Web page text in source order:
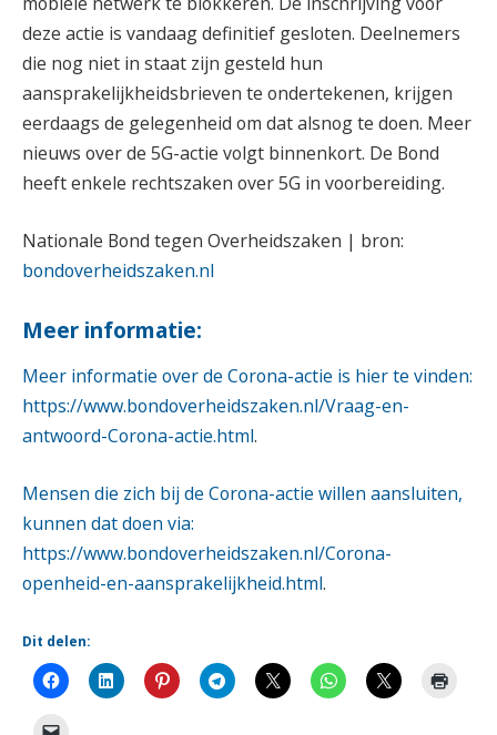
deze actie is vandaag definitief gesloten. Deelnemers
die nog niet in staat zijn gesteld hun
aansprakelijkheidsbrieven te ondertekenen, krijgen
eerdaags de gelegenheid om dat alsnog te doen. Meer
nieuws over de 5G-actie volgt binnenkort. De Bond
heeft enkele rechtszaken over 5G in voorbereiding.
Nationale Bond tegen Overheidszaken | bron:
bondoverheidszaken.nl
Meer informatie:
Meer informatie over de Corona-actie is hier te vinden:
https://www.bondoverheidszaken.nl/Vraag-en-
antwoord-Corona-actie.html.
Mensen die zich bij de Corona-actie willen aansluiten,
kunnen dat doen via:
https://www.bondoverheidszaken.nl/Corona-
openheid-en-aansprakelijkheid.html.
Dit delen: